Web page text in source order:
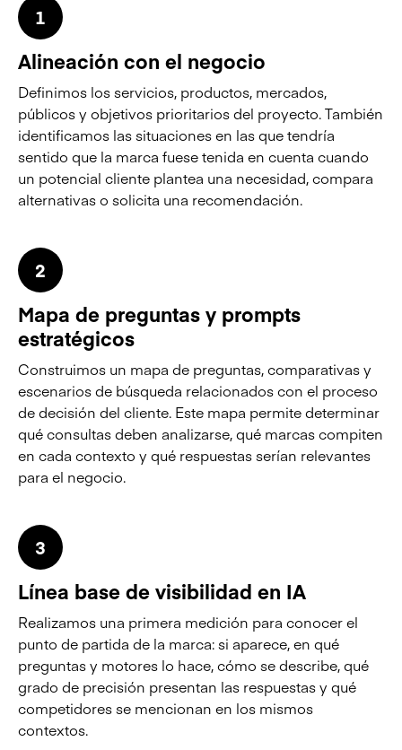
1
Alineación con el negocio
Definimos los servicios, productos, mercados,
públicos y objetivos prioritarios del proyecto. También
identificamos las situaciones en las que tendría
sentido que la marca fuese tenida en cuenta cuando
un potencial cliente plantea una necesidad, compara
alternativas o solicita una recomendación.
2
Mapa de preguntas y prompts
estratégicos
Construimos un mapa de preguntas, comparativas y
escenarios de búsqueda relacionados con el proceso
de decisión del cliente. Este mapa permite determinar
qué consultas deben analizarse, qué marcas compiten
en cada contexto y qué respuestas serían relevantes
para el negocio.
3
Línea base de visibilidad en IA
Realizamos una primera medición para conocer el
punto de partida de la marca: si aparece, en qué
preguntas y motores lo hace, cómo se describe, qué
grado de precisión presentan las respuestas y qué
competidores se mencionan en los mismos
contextos.